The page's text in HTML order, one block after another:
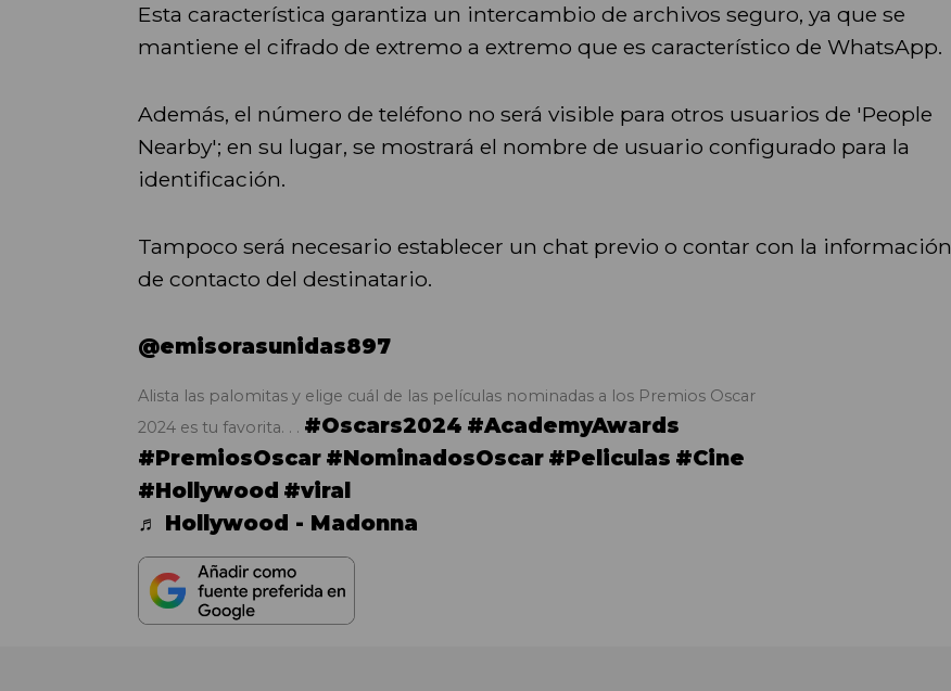
Esta característica garantiza un intercambio de archivos seguro, ya que se
mantiene el cifrado de extremo a extremo que es característico de WhatsApp.
Además, el número de teléfono no será visible para otros usuarios de 'People
Nearby'; en su lugar, se mostrará el nombre de usuario configurado para la
identificación.
Tampoco será necesario establecer un chat previo o contar con la información
de contacto del destinatario.
@emisorasunidas897
Alista las palomitas y elige cuál de las películas nominadas a los Premios Oscar
2024 es tu favorita. . . #Oscars2024 #AcademyAwards
#PremiosOscar #NominadosOscar #Peliculas #Cine
#Hollywood #viral
♬ Hollywood - Madonna